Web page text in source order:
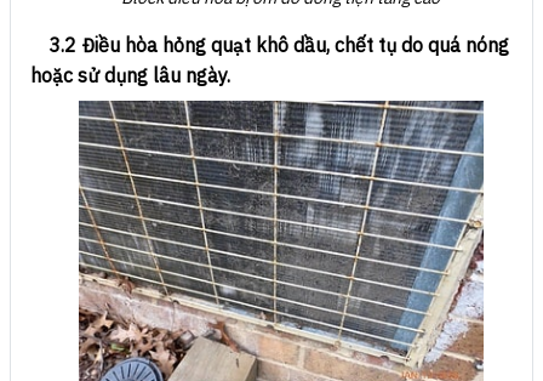
3.2 Điều hòa hỏng quạt khô dầu, chết tụ do quá nóng
hoặc sử dụng lâu ngày.